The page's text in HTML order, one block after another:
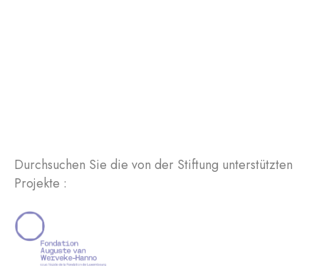
Durchsuchen Sie die von der Stiftung unterstützten
Projekte :